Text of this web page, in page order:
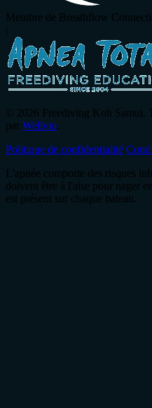
Membre de Breathflow
© 2026 Freediving Koh Samui.
par Wellvio
Politique de confidentialité
L'apnée comporte des risques
doivent être à l'aise pour nager
est présent sur chaque bateau.